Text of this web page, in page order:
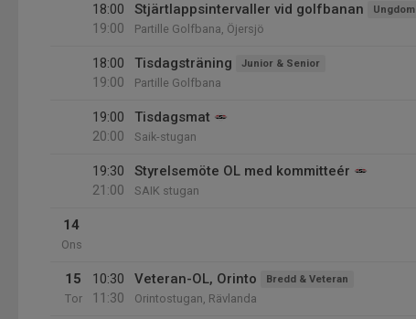
18:00
19:00
Stjärtlappsintervaller vid golfbanan Ungdom
Partille Golfbana, Öjersjö
18:00
19:00
Tisdagsträning Junior & Senior
Partille Golfbana
19:00
20:00
Tisdagsmat
Saik-stugan
19:30
21:00
Styrelsemöte OL med kommitteér
SAIK stugan
14
Ons
15
Tor
10:30
11:30
Veteran-OL, Orinto Bredd & Veteran
Orintostugan, Rävlanda